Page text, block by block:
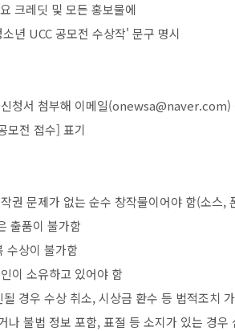
크레딧 및 모든 홍보물에
소년 UCC공모전 수상작' 문구 명시
청서 첨부해 이메일(onewsa@naver.com)
모전 접수] 표기
권 문제가 없는 순수 창작물이어야 함(소스,
출품이 불가함
수상이 불가함
이 소유하고 있어야 함
경우 수상 취소,시상금 환수 등 법적조치
나 불법 정보 포함,표절 등 소지가 있는 경우